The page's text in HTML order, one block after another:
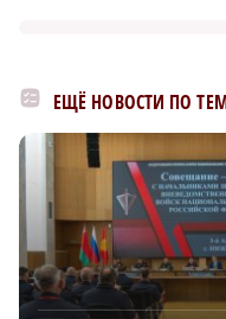
ЕЩЁ НОВОСТИ ПО